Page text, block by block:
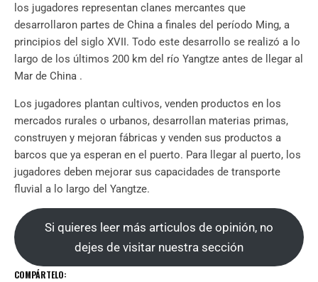
los jugadores representan clanes mercantes que
desarrollaron partes de China a finales del período Ming, a
principios del siglo XVII. Todo este desarrollo se realizó a lo
largo de los últimos 200 km del río Yangtze antes de llegar al
Mar de China .
Los jugadores plantan cultivos, venden productos en los
mercados rurales o urbanos, desarrollan materias primas,
construyen y mejoran fábricas y venden sus productos a
barcos que ya esperan en el puerto. Para llegar al puerto, los
jugadores deben mejorar sus capacidades de transporte
fluvial a lo largo del Yangtze.
Si quieres leer más articulos de opinión, no
dejes de visitar nuestra sección
COMPÁRTELO: